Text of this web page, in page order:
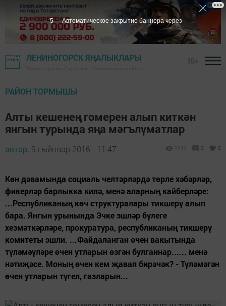
ЛЕНИНОГОРСК ЯҢАЛЫКЛАРЫ
РАЙОН ТОРМЫШЫ
Алты кешенең гомерен алып киткән
янгын турында яңа мәгълүматлар
автор, 9 гыйнвар 2016 - 11:47 1141 0 0
Көн дәвамында социаль челтәрләрдә төрле хәбәрләр,
фикерләр барлыкка килә, менә аларның кайберләре:
...Республиканың көч структуралары тикшерү алып
бара. Янгын урынында Эчке эшләр бүлеге
хезмәткәрләре, прокуратура, республиканың тикшерү
комитеты эшли. ...Файдаланган өчен вакытында
түләмәүләре өчен утларын өзгән булганнар...... менә
нәтиҗәсе. Моның өчен кем җавап бирәчәк? - Түләмәгән
өчен утларын түгел, газларын...
4 Автоматическое закрытие баннера через